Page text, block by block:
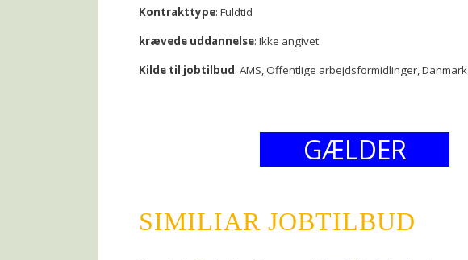
Kontrakttype: Fuldtid
krævede uddannelse: Ikke angivet
Kilde til jobtilbud: AMS, Offentlige arbejdsformidlinger, Danmark
GÆLDER
SIMILIAR JOBTILBUD